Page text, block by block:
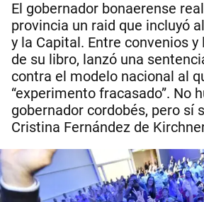
El gobernador bonaerense
provincia un raid que incluyó
y la Capital. Entre convenios
de su libro, lanzó una
contra el modelo nacional al
“experimento fracasado”. No
gobernador cordobés, pero sí
Cristina Fernández de